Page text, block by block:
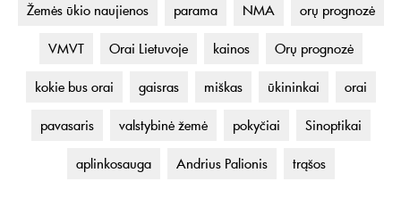
Žemės ūkio naujienos parama NMA orų prognozė
VMVT Orai Lietuvoje kainos Orų prognozė
kokie bus orai gaisras miškas ūkininkai orai
pavasaris valstybinė žemė pokyčiai Sinoptikai
aplinkosauga Andrius Palionis trąšos